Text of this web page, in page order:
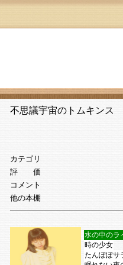
不思議宇宙のトムキンス
カテゴリ
評 価
コメント
他の本棚
水の中のラ
時の少女
たんぽぽサ